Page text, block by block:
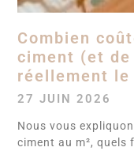
Combien
ciment (et de
réellement le
27 JUIN 2026
Nous vous
ciment au m²,